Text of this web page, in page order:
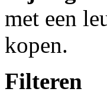
met een
kopen.
Filteren